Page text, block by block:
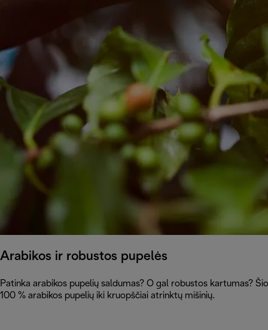
Arabikos ir robustos pupelės
Patinka arabikos pupelių saldumas? O gal robustos kartumas?
100 % arabikos pupelių iki kruopščiai atrinktų mišinių.